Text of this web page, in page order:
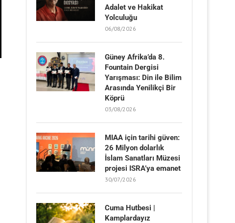
Adalet ve Hakikat
Yolculuğu
06/08/2026
Güney Afrika’da 8.
Fountain Dergisi
Yarışması: Din ile Bilim
Arasında Yenilikçi Bir
Köprü
03/08/2026
MIAA için tarihi güven:
26 Milyon dolarlık
İslam Sanatları Müzesi
projesi ISRA’ya emanet
30/07/2026
Cuma Hutbesi |
Kamplardayız